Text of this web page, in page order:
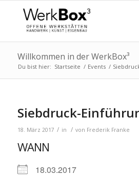
Willkommen in der WerkBox³
Du bist hier: Startseite / Events /
Siebdruck-
18. März 2017 / in / von Frederik Franke
WANN
18.03.2017